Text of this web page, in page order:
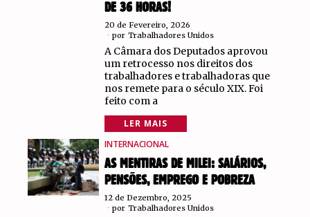
DE 36 HORAS!
20 de Fevereiro, 2026
por Trabalhadores Unidos
A Câmara dos Deputados aprovou
um retrocesso nos direitos dos
trabalhadores e trabalhadoras que
nos remete para o século XIX. Foi
feito com a
LER MAIS
INTERNACIONAL
AS MENTIRAS DE MILEI: SALÁRIOS,
PENSÕES, EMPREGO E POBREZA
12 de Dezembro, 2025
por Trabalhadores Unidos